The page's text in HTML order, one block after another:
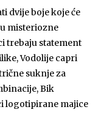
dvije boje koje će
misteriozne
trebaju statement
Vodolije capri
suknje za
Bik
logotipirane majice